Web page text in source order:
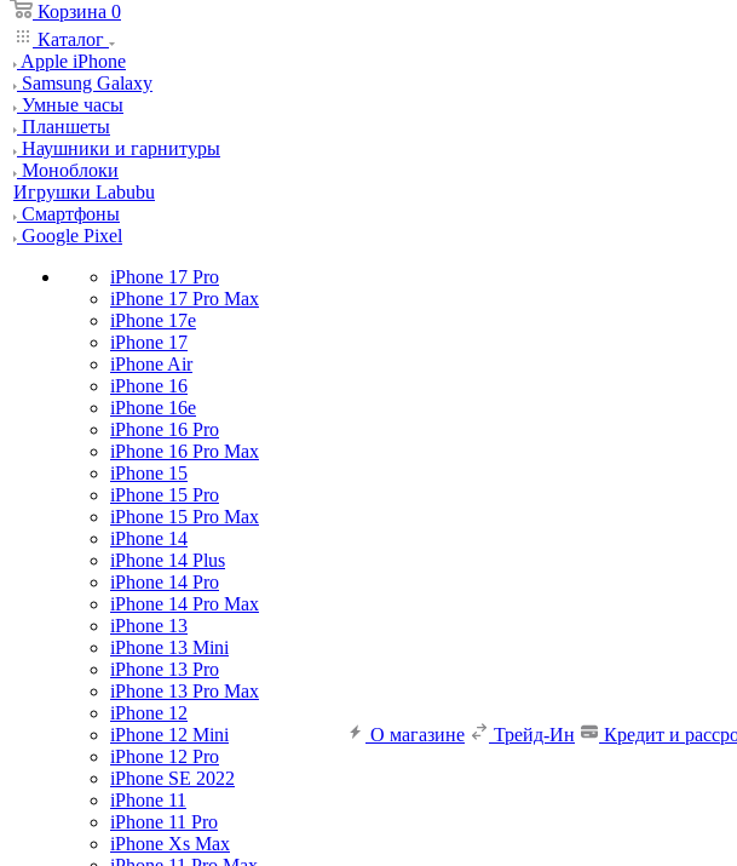
Корзина 0
Каталог
Apple iPhone
Samsung Galaxy
Умные часы
Планшеты
Наушники и гарнитуры
Моноблоки
Игрушки Labubu
Смартфоны
Google Pixel
iPhone 17 Pro
iPhone 17 Pro Max
iPhone 17e
iPhone 17
iPhone Air
iPhone 16
iPhone 16e
iPhone 16 Pro
iPhone 16 Pro Max
iPhone 15
iPhone 15 Pro
iPhone 15 Pro Max
iPhone 14
iPhone 14 Plus
iPhone 14 Pro
iPhone 14 Pro Max
iPhone 13
iPhone 13 Mini
iPhone 13 Pro
iPhone 13 Pro Max
iPhone 12
iPhone 12 Mini
iPhone 12 Pro
iPhone SE 2022
iPhone 11
iPhone 11 Pro
iPhone Xs Max
О магазине Трейд-Ин Кредит и